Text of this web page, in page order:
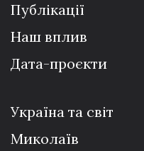
Публікації
Наш вплив
Дата-проєкти
Україна та світ
Миколаїв